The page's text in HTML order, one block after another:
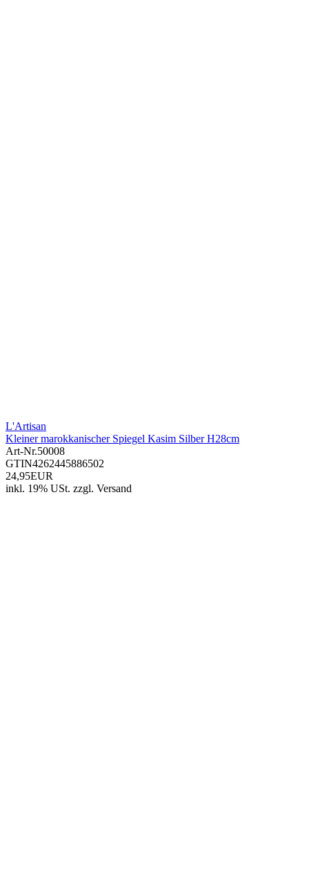
L'Artisan
Kleiner marokkanischer Spiegel Kasim Silber H28cm
Art-Nr.50008
GTIN4262445886502
24,95EUR
inkl. 19% USt. zzgl. Versand